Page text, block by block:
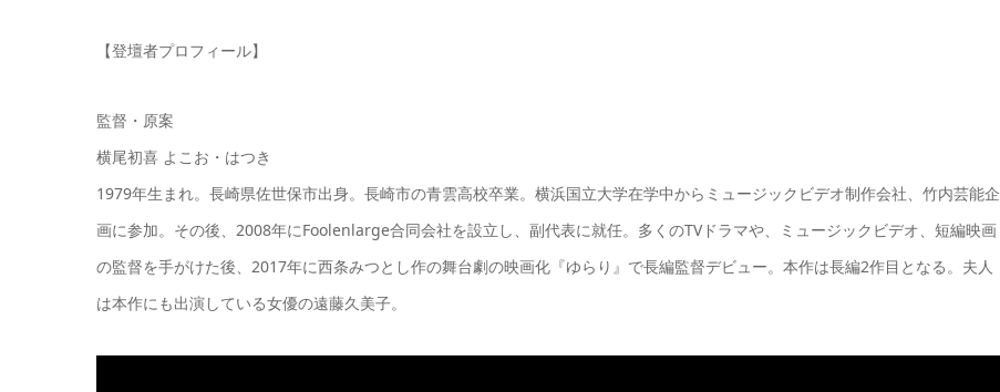
【登壇者プロフィール】
監督・原案
横尾初喜 よこお・はつき
1979年生まれ。長崎県佐世保市出身。長崎市の青雲高校卒業。横浜国立大学在学中からミュージックビデオ制作会社、竹内芸能企
画に参加。その後、2008年にFoolenlarge合同会社を設立し、副代表に就任。多くのTVドラマや、ミュージックビデオ、短編映画
の監督を手がけた後、2017年に西条みつとし作の舞台劇の映画化『ゆらり』で長編監督デビュー。本作は長編2作目となる。夫人
は本作にも出演している女優の遠藤久美子。